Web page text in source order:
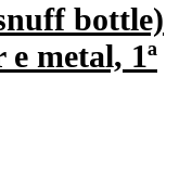
bottle)
metal, 1ª